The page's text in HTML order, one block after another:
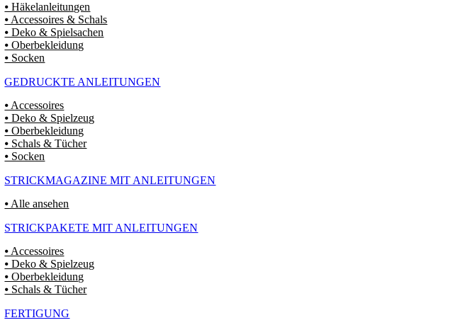
⦁ Häkelanleitungen
⦁ Accessoires & Schals
⦁ Deko & Spielsachen
⦁ Oberbekleidung
⦁ Socken
GEDRUCKTE ANLEITUNGEN
⦁ Accessoires
⦁ Deko & Spielzeug
⦁ Oberbekleidung
⦁ Schals & Tücher
⦁ Socken
STRICKMAGAZINE MIT ANLEITUNGEN
⦁ Alle ansehen
STRICKPAKETE MIT ANLEITUNGEN
⦁ Accessoires
⦁ Deko & Spielzeug
⦁ Oberbekleidung
⦁ Schals & Tücher
FERTIGUNG